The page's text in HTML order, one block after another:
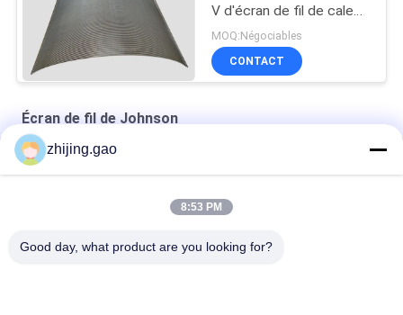
V d'écran de fil de cale
de puits d'eau avec la
fente de 0.1mm
MOQ:Négociables
CONTACT
Écran de fil de Johnson
Écran à tambour rotatif pour la filtration des liquides
zhijing.gao
8:53 PM
Good day, what product are you looking for?